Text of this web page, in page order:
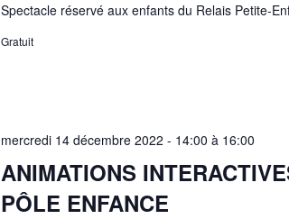
Spectacle réservé aux enfants du Relais Petite-
Gratuit
ANIMATIONS
PÔLE ENFANCE
mercredi 14 décembre 2022 - 14:00 à 16:00